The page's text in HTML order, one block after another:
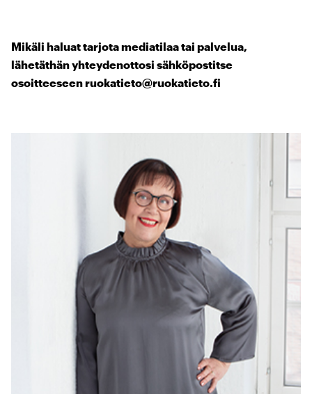
Mikäli haluat tarjota mediatilaa tai palvelua,
lähetäthän yhteydenottosi sähköpostitse
osoitteeseen ruokatieto@ruokatieto.fi